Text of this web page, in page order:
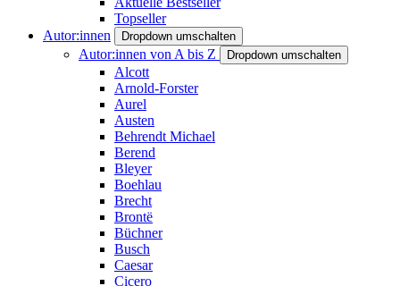
Topseller
Autor:innen
Dropdown umschalten
Autor:innen von A bis Z Dropdown umschalten
Alcott
Arnold-Forster
Aurel
Austen
Behrendt Michael
Berend
Bleyer
Boehlau
Brecht
Brontë
Büchner
Busch
Caesar
Cicero